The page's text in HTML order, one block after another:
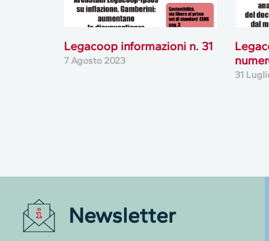
Legacoop informazioni n. 31
7 Agosto 2023
31
Newsletter